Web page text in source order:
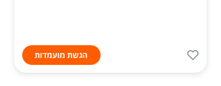
הגשת מועמדות